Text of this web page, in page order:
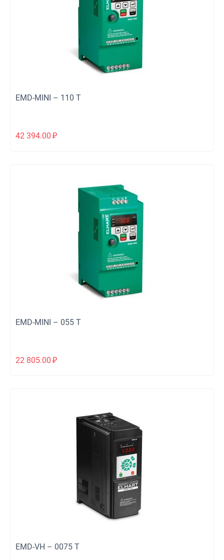
EMD-MINI – 110 T
42 394.00 ₽
EMD-MINI – 055 T
22 805.00 ₽
EMD-VH – 0075 T